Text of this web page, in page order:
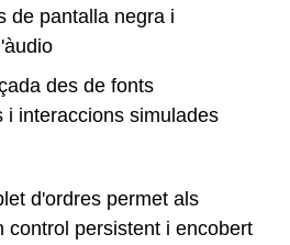
de pantalla negra i
des de fonts
i interaccions simulades
d'ordres permet als
control persistent i encobert